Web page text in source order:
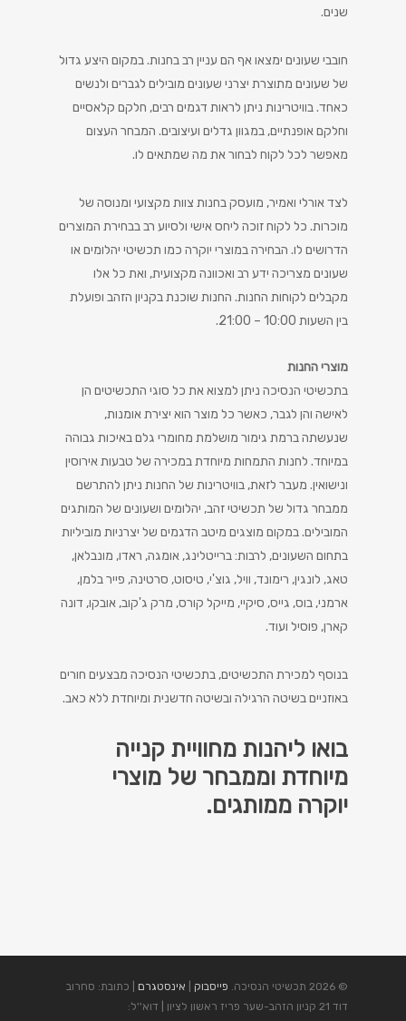
שנים.
חובבי שעונים ימצאו אף הם עניין רב בחנות. במקום היצע גדול
של שעונים מתוצרת יצרני שעונים מובילים לגברים ולנשים
כאחד. בוויטרינות ניתן לראות דגמים רבים, חלקם קלאסיים
וחלקם אופנתיים, במגוון גדלים ועיצובים. המבחר העצום
מאפשר לכל לקוח לבחור את מה שמתאים לו.
לצד אורלי ואמיר, מועסק בחנות צוות מקצועי ומנוסה של
מוכרות. כל לקוח זוכה ליחס אישי ולסיוע רב בבחירת המוצרים
הדרושים לו. הבחירה במוצרי יוקרה כמו תכשיטי יהלומים או
שעונים מצריכה ידע רב ואכוונה מקצועית, ואת כל אלו
מקבלים לקוחות החנות. החנות שוכנת בקניון הזהב ופועלת
בין השעות 10:00 – 21:00.
מוצרי החנות
בתכשיטי הנסיכה ניתן למצוא את כל סוגי התכשיטים הן
לאישה והן לגבר, כאשר כל מוצר הוא יצירת אומנות,
שנעשתה ברמת גימור מושלמת מחומרי גלם באיכות גבוהה
במיוחד. לחנות התמחות מיוחדת במכירה של טבעות אירוסין
ונישואין. מעבר לזאת, בוויטרינות של החנות ניתן להתרשם
ממבחר גדול של תכשיטי זהב, יהלומים ושעונים של המותגים
המובילים. במקום מוצגים מיטב הדגמים של יצרניות מוביליות
בתחום השעונים, לרבות: ברייטלינג, אומגה, ראדו, מונבלאן,
טאג, לונגין, רימונד, וויל, גוצ'י, טיסוט, סרטינה, פייר בלמן,
ארמני, בוס, גייס, סיקיי, מייקל קורס, מרק ג'קוב, אובקו, דונה
קארן, פוסיל ועוד.
בנוסף למכירת התכשיטים, בתכשיטי הנסיכה מבצעים חורים
באוזניים בשיטה הרגילה ובשיטה חדשנית ומיוחדת ללא כאב.
בואו ליהנות מחוויית קנייה
מיוחדת וממבחר של מוצרי
יוקרה ממותגים.
© 2026 תכשיטי הנסיכה. פייסבוק אינסטגרם | כתובת: סחרוב
דוד 21 קניון הזהב-שער פריז ראשון לציון | דוא''ל: